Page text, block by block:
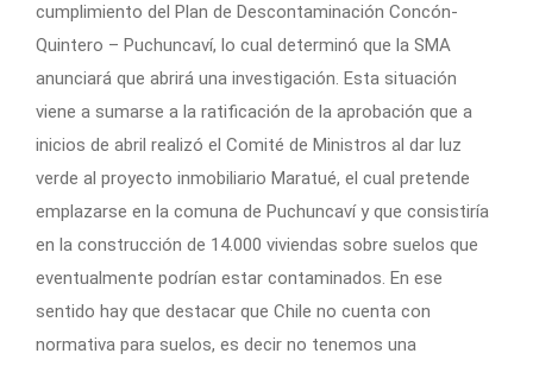
cumplimiento del Plan de Descontaminación Concón-
Quintero – Puchuncaví, lo cual determinó que la SMA
anunciará que abrirá una investigación. Esta situación
viene a sumarse a la ratificación de la aprobación que a
inicios de abril realizó el Comité de Ministros al dar luz
verde al proyecto inmobiliario Maratué, el cual pretende
emplazarse en la comuna de Puchuncaví y que consistiría
en la construcción de 14.000 viviendas sobre suelos que
eventualmente podrían estar contaminados. En ese
sentido hay que destacar que Chile no cuenta con
normativa para suelos, es decir no tenemos una